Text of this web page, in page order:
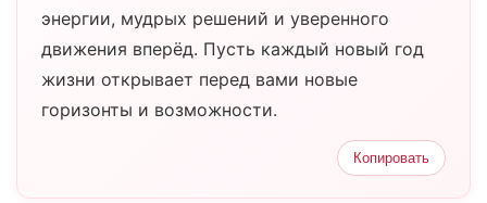
энергии, мудрых решений и уверенного
движения вперёд. Пусть каждый новый год
жизни открывает перед вами новые
горизонты и возможности.
Копировать